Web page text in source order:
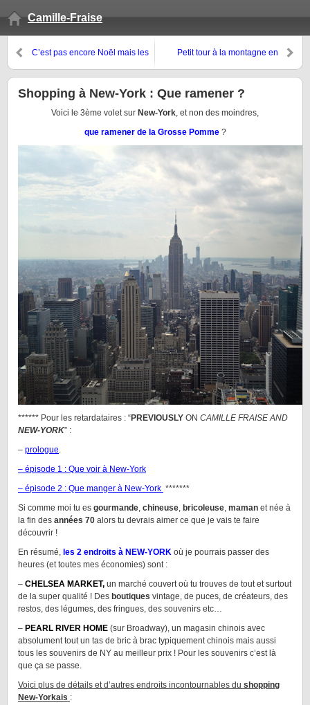
Camille-Fraise
C’est pas encore Noël mais les
Petit tour à la montagne en
Shopping à New-York : Que ramener ?
Voici le 3ème volet sur New-York, et non des moindres,
que ramener de la Grosse Pomme ?
****** Pour les retardataires : “PREVIOUSLY ON CAMILLE FRAISE AND
NEW-YORK” :
– prologue.
– épisode 1 : Que voir à New-York
– épisode 2 : Que manger à New-York *******
Si comme moi tu es gourmande, chineuse, bricoleuse, maman et née à
la fin des années 70 alors tu devrais aimer ce que je vais te faire
découvrir !
En résumé, les 2 endroits à NEW-YORK où je pourrais passer des
heures (et toutes mes économies) sont :
– CHELSEA MARKET, un marché couvert où tu trouves de tout et surtout
de la super qualité ! Des boutiques vintage, de puces, de créateurs, des
restos, des légumes, des fringues, des souvenirs etc…
– PEARL RIVER HOME (sur Broadway), un magasin chinois avec
absolument tout un tas de bric à brac typiquement chinois mais aussi
tous les souvenirs de NY au meilleur prix ! Pour les souvenirs c’est là
que ça se passe.
Voici plus de détails et d’autres endroits incontournables du shopping
New-Yorkais :